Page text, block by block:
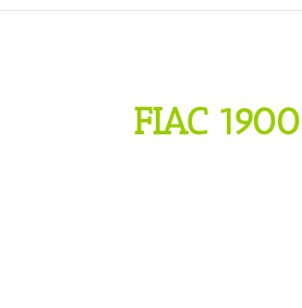
FIAC 1900